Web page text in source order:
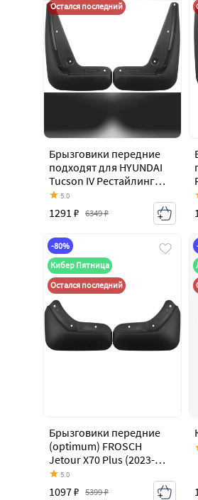
Остался последний
Брызговики передние
подходят для HYUNDAI
Tucson IV Рестайлинг
2023 - 2 шт.(optimum) в
пакете Хендай Туксон
FROSCH nlf.a71137.f13
5.0
1291 ₽ 6349 ₽
-80%
Кибер Пятница
Остался последний
Брызговики передние
(optimum) FROSCH
Jetour X70 Plus (2023-
2026)
5.0
1097 ₽ 5399 ₽